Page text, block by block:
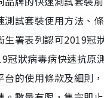
測試套裝使用方法、
生署表列認可2019冠
冠狀病毒病快速抗原
台的使用條款及細則